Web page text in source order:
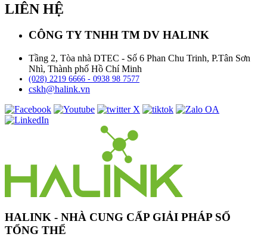
LIÊN HỆ
CÔNG TY TNHH TM DV HALINK
Tầng 2, Tòa nhà DTEC - Số 6 Phan Chu Trinh, P.Tân Sơn
Nhì, Thành phố Hồ Chí Minh
(028) 2219 6666 - 0938 98 7577
cskh@halink.vn
HALINK - NHÀ CUNG CẤP GIẢI PHÁP SỐ
TỔNG THỂ